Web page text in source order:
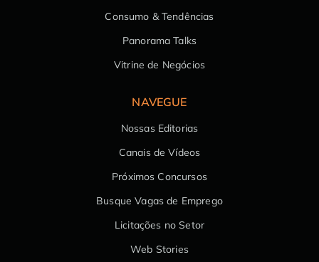
Consumo & Tendências
Panorama Talks
Vitrine de Negócios
NAVEGUE
Nossas Editorias
Canais de Vídeos
Próximos Concursos
Busque Vagas de Emprego
Licitações no Setor
Web Stories